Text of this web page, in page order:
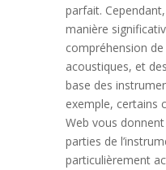
parfait.
manière
compréhension
acoustiques, et
base des
exemple, certains
Web vous
parties de
particulièrement